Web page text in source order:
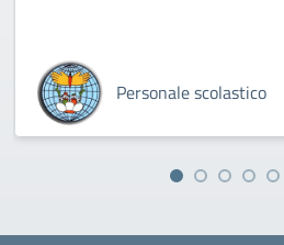
Personale scolastico